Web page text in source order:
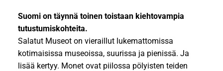
Suomi on täynnä toinen toistaan kiehtovampia
tutustumiskohteita.
Salatut Museot on vieraillut lukemattomissa
kotimaisissa museoissa, suurissa ja pienissä. Ja
lisää kertyy. Monet ovat piilossa pölyisten teiden